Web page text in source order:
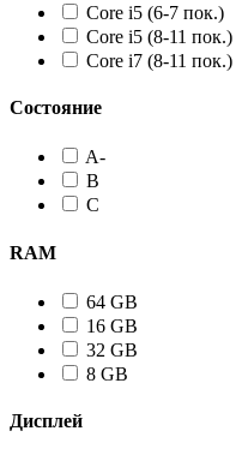
Core i5 (6-7 пок.)
Core i5 (8-11 пок.)
Core i7 (8-11 пок.)
Состояние
A-
B
C
RAM
64 GB
16 GB
32 GB
8 GB
Дисплей